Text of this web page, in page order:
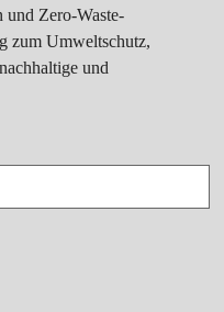
und Zero-Waste-
zum Umweltschutz,
und